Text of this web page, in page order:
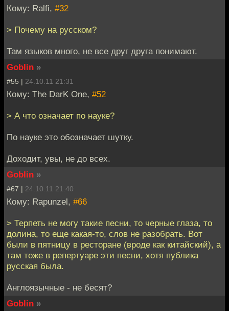
Кому: Ralfi, #32
> Почему на русском?
Там языков много, не все друг друга понимают.
Goblin »
#55 | 24.10.11 21:31
Кому: The DarK One, #52
> А что означает по науке?
По науке это обозначает шутку.
Доходит, увы, не до всех.
Goblin »
#67 | 24.10.11 21:40
Кому: Rapunzel, #66
> Терпеть не могу такие песни, то черные глаза, то
долина, то еще какая-то, слов не разобрать. Вот
были в пятницу в ресторане (вроде как китайский), а
там тоже в репертуаре эти песни, хотя публика
русская была.
Англоязычные - не бесят?
Goblin »